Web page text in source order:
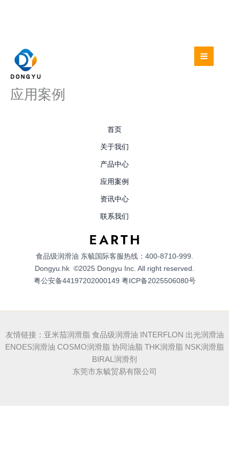
应用案例
首页
关于我们
产品中心
应用案例
资讯中心
联系我们
食品级润滑油 东毓国际客服热线：400-8710-999.
Dongyu.hk ©2025 Dongyu Inc. All right reserved.
粤公安备44197202000149 粤ICP备2025506080号
友情链接：亚米茄润滑脂 食品级润滑油 INTERFLON 出光润滑油
ENOES润滑油 COSMO润滑脂 协同油脂 THK润滑脂 NSK润滑脂
BIRAL润滑剂
东莞市东毓贸易有限公司